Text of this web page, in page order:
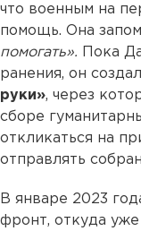
что военным на
помощь. Она
помогать». Пока
ранения, он
руки», через
сборе
откликаться на
отправлять
В январе 2023
фронт, откуда уже